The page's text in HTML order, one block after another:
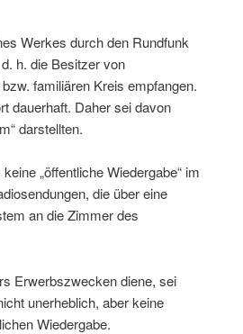
Werkes durch den Rundfunk
h. die Besitzer von
familiären Kreis empfangen.
dauerhaft. Daher sei davon
darstellten.
„öffentliche Wiedergabe“ im
die über eine
an die Zimmer des
Erwerbszwecken diene, sei
unerheblich, aber keine
Wiedergabe.